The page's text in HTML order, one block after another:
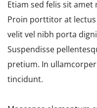
Etiam sed felis sit
Proin porttitor at
velit vel nibh porta
Suspendisse
pretium. In
tincidunt.